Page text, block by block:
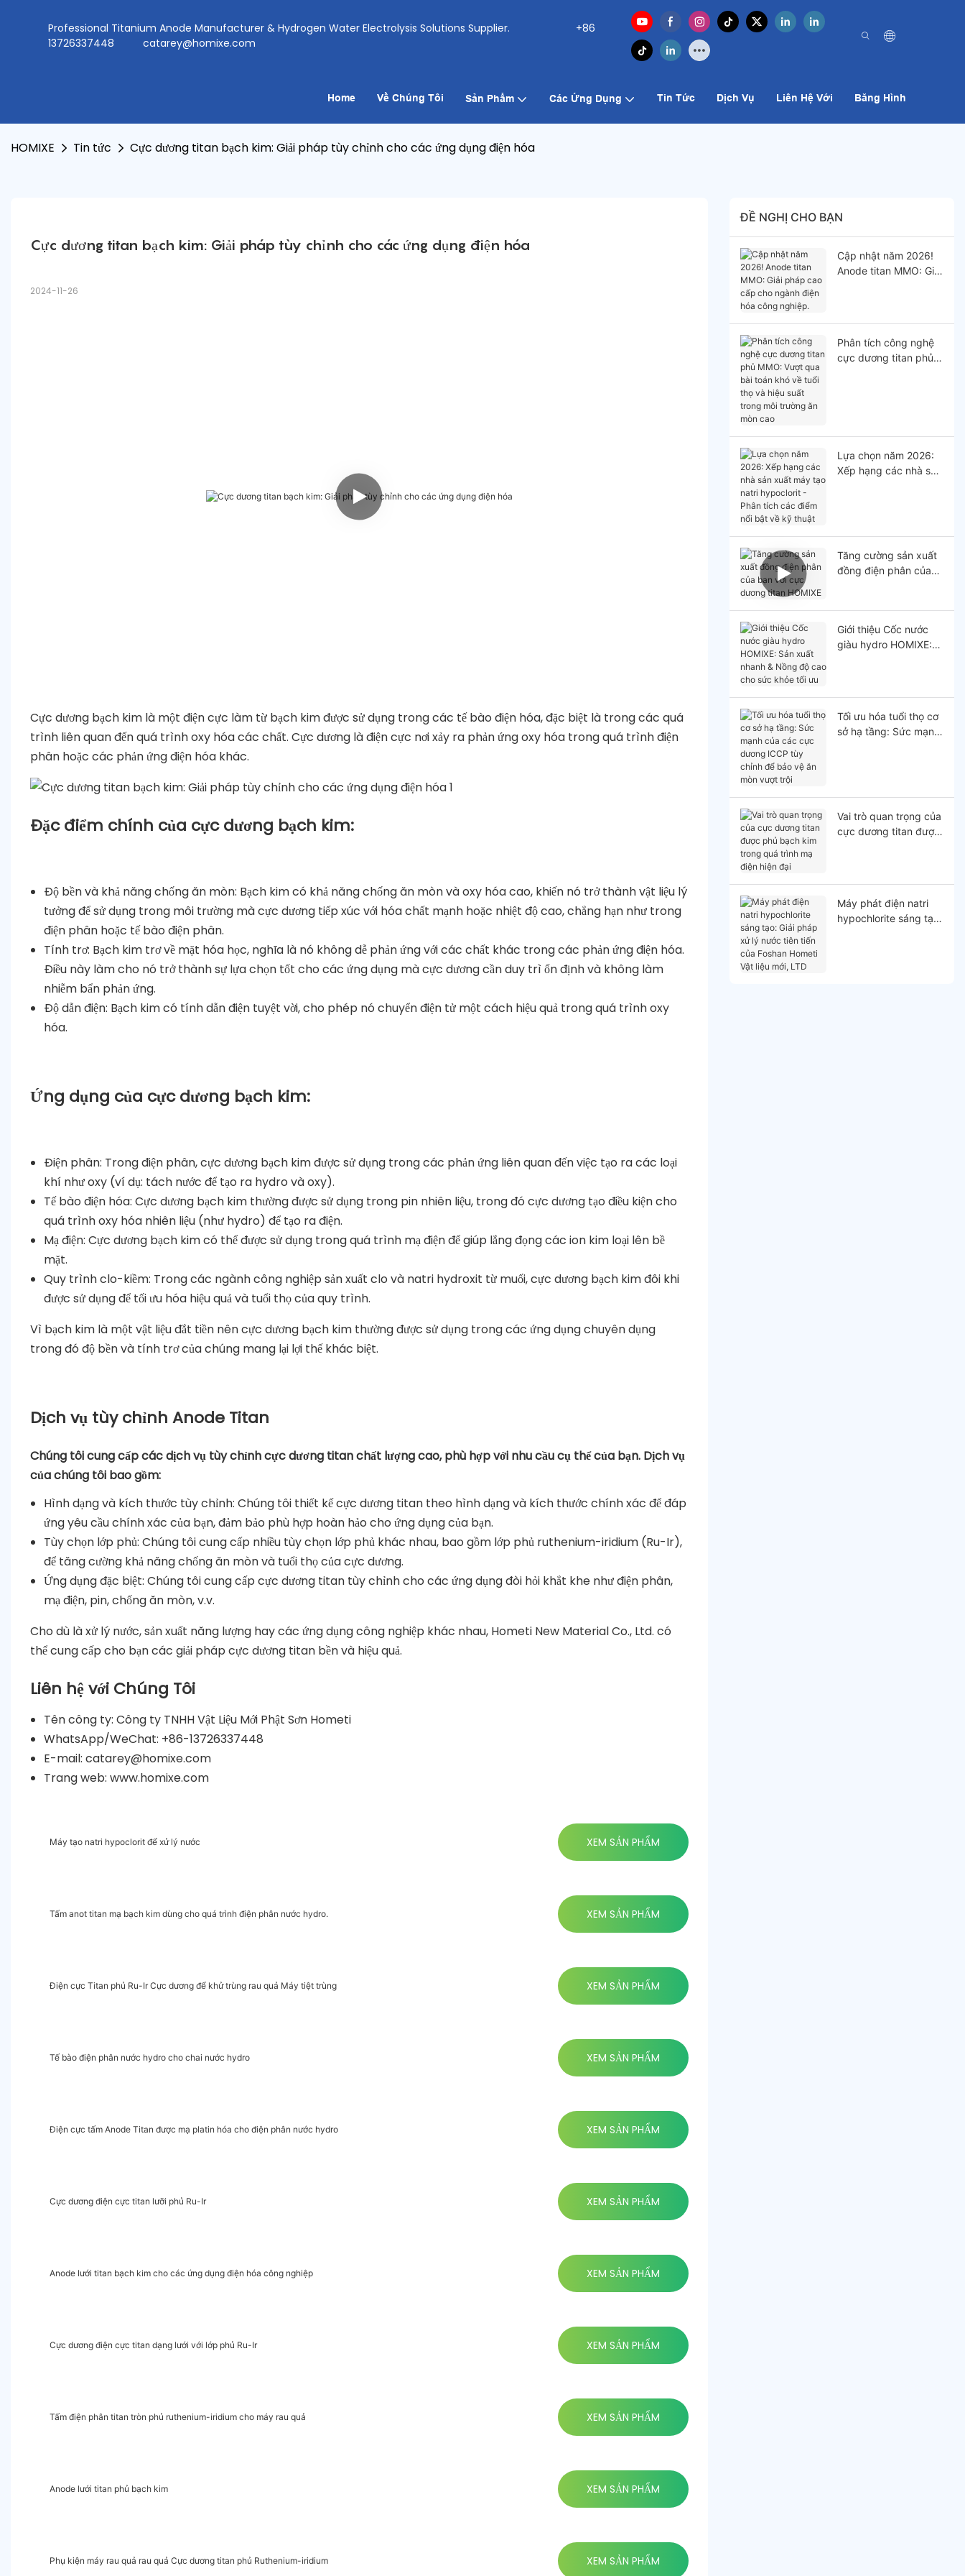
Professional Titanium Anode Manufacturer & Hydrogen Water Electrolysis Solutions Supplier.
+86
13726337448
catarey@homixe.com
Home Về Chúng Tôi Sản Phẩm Các Ứng Dụng Tin Tức Dịch Vụ Liên Hệ Với Băng Hình
HOMIXE Tin tức Cực dương titan bạch kim: Giải pháp tùy chỉnh cho các ứng dụng điện hóa
Cực dương titan bạch kim: Giải pháp tùy chỉnh cho các ứng dụng điện hóa
2024-11-26
Cực dương bạch kim là một điện cực làm từ bạch kim được sử dụng trong các tế bào điện hóa, đặc biệt là trong các quá
trình liên quan đến quá trình oxy hóa các chất. Cực dương là điện cực nơi xảy ra phản ứng oxy hóa trong quá trình điện
phân hoặc các phản ứng điện hóa khác.
Đặc điểm chính của cực dương bạch kim:
Độ bền và khả năng chống ăn mòn: Bạch kim có khả năng chống ăn mòn và oxy hóa cao, khiến nó trở thành vật liệu lý
tưởng để sử dụng trong môi trường mà cực dương tiếp xúc với hóa chất mạnh hoặc nhiệt độ cao, chẳng hạn như trong
điện phân hoặc tế bào điện phân.
Tính trơ: Bạch kim trơ về mặt hóa học, nghĩa là nó không dễ phản ứng với các chất khác trong các phản ứng điện hóa.
Điều này làm cho nó trở thành sự lựa chọn tốt cho các ứng dụng mà cực dương cần duy trì ổn định và không làm
nhiễm bẩn phản ứng.
Độ dẫn điện: Bạch kim có tính dẫn điện tuyệt vời, cho phép nó chuyển điện tử một cách hiệu quả trong quá trình oxy
hóa.
Ứng dụng của cực dương bạch kim:
Điện phân: Trong điện phân, cực dương bạch kim được sử dụng trong các phản ứng liên quan đến việc tạo ra các loại
khí như oxy (ví dụ: tách nước để tạo ra hydro và oxy).
Tế bào điện hóa: Cực dương bạch kim thường được sử dụng trong pin nhiên liệu, trong đó cực dương tạo điều kiện cho
quá trình oxy hóa nhiên liệu (như hydro) để tạo ra điện.
Mạ điện: Cực dương bạch kim có thể được sử dụng trong quá trình mạ điện để giúp lắng đọng các ion kim loại lên bề
mặt.
Quy trình clo-kiềm: Trong các ngành công nghiệp sản xuất clo và natri hydroxit từ muối, cực dương bạch kim đôi khi
được sử dụng để tối ưu hóa hiệu quả và tuổi thọ của quy trình.
Vì bạch kim là một vật liệu đắt tiền nên cực dương bạch kim thường được sử dụng trong các ứng dụng chuyên dụng
trong đó độ bền và tính trơ của chúng mang lại lợi thế khác biệt.
Dịch vụ tùy chỉnh Anode Titan
Chúng tôi cung cấp các dịch vụ tùy chỉnh cực dương titan chất lượng cao, phù hợp với nhu cầu cụ thể của bạn. Dịch vụ
của chúng tôi bao gồm:
Hình dạng và kích thước tùy chỉnh: Chúng tôi thiết kế cực dương titan theo hình dạng và kích thước chính xác để đáp
ứng yêu cầu chính xác của bạn, đảm bảo phù hợp hoàn hảo cho ứng dụng của bạn.
Tùy chọn lớp phủ: Chúng tôi cung cấp nhiều tùy chọn lớp phủ khác nhau, bao gồm lớp phủ ruthenium-iridium (Ru-Ir),
để tăng cường khả năng chống ăn mòn và tuổi thọ của cực dương.
Ứng dụng đặc biệt: Chúng tôi cung cấp cực dương titan tùy chỉnh cho các ứng dụng đòi hỏi khắt khe như điện phân,
mạ điện, pin, chống ăn mòn, v.v.
Cho dù là xử lý nước, sản xuất năng lượng hay các ứng dụng công nghiệp khác nhau, Hometi New Material Co., Ltd. có
thể cung cấp cho bạn các giải pháp cực dương titan bền và hiệu quả.
Liên hệ với Chúng Tôi
Tên công ty: Công ty TNHH Vật Liệu Mới Phật Sơn Hometi
WhatsApp/WeChat: +86-13726337448
E-mail: catarey@homixe.com
Trang web: www.homixe.com
Máy tạo natri hypoclorit để xử lý nước XEM SẢN PHẨM
Tấm anot titan mạ bạch kim dùng cho quá trình điện phân nước hydro. XEM SẢN PHẨM
Điện cực Titan phủ Ru-Ir Cực dương để khử trùng rau quả Máy tiệt trùng XEM SẢN PHẨM
Tế bào điện phân nước hydro cho chai nước hydro XEM SẢN PHẨM
Điện cực tấm Anode Titan được mạ platin hóa cho điện phân nước hydro XEM SẢN PHẨM
Cực dương điện cực titan lưỡi phủ Ru-Ir XEM SẢN PHẨM
Anode lưới titan bạch kim cho các ứng dụng điện hóa công nghiệp XEM SẢN PHẨM
Cực dương điện cực titan dạng lưới với lớp phủ Ru-Ir XEM SẢN PHẨM
Tấm điện phân titan tròn phủ ruthenium-iridium cho máy rau quả XEM SẢN PHẨM
Anode lưới titan phủ bạch kim XEM SẢN PHẨM
Phụ kiện máy rau quả rau quả Cực dương titan phủ Ruthenium-iridium XEM SẢN PHẨM
ĐỀ NGHỊ CHO BẠN
Cập nhật năm 2026!
Anode titan MMO: Giải
Phân tích công nghệ
cực dương titan phủ
Lựa chọn năm 2026:
Xếp hạng các nhà sản
Tăng cường sản xuất
đồng điện phân của
Giới thiệu Cốc nước
giàu hydro HOMIXE:
Tối ưu hóa tuổi thọ cơ
sở hạ tầng: Sức mạnh
Vai trò quan trọng của
cực dương titan được
Máy phát điện natri
hypochlorite sáng tạo: